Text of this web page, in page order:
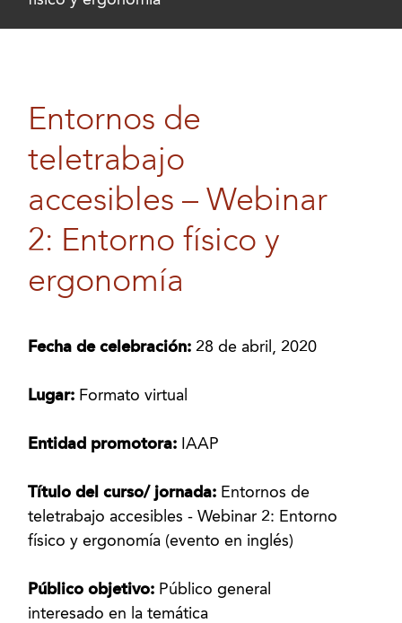
Entornos de
teletrabajo
accesibles – Webinar
2: Entorno físico y
ergonomía
Fecha de celebración: 28 de abril, 2020
Lugar: Formato virtual
Entidad promotora: IAAP
Título del curso/ jornada: Entornos de
teletrabajo accesibles - Webinar 2: Entorno
físico y ergonomía (evento en inglés)
Público objetivo: Público general
interesado en la temática